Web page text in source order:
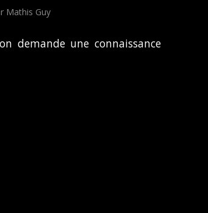
Mathis Guy
demande une connaissance